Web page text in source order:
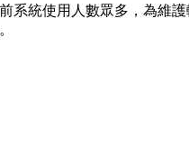
系統使用人數眾多，為維